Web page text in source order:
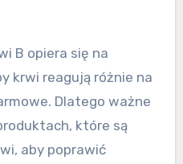
B opiera się na
krwi reagują różnie na
Dlatego ważne
które są
aby poprawić